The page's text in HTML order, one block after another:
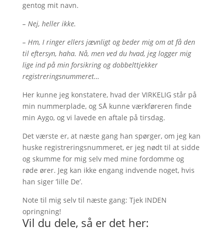
gentog mit navn.
– Nej, heller ikke.
– Hm, I ringer ellers jævnligt og beder mig om at få den
til eftersyn, haha. Nå, men ved du hvad, jeg logger mig
lige ind på min forsikring og dobbelttjekker
registreringsnummeret…
Her kunne jeg konstatere, hvad der VIRKELIG står på
min nummerplade, og SÅ kunne værkføreren finde
min Aygo, og vi lavede en aftale på tirsdag.
Det værste er, at næste gang han spørger, om jeg kan
huske registreringsnummeret, er jeg nødt til at sidde
og skumme for mig selv med mine fordomme og
røde ører. Jeg kan ikke engang indvende noget, hvis
han siger ’lille De’.
Note til mig selv til næste gang: Tjek INDEN
opringning!
Vil du dele, så er det her: